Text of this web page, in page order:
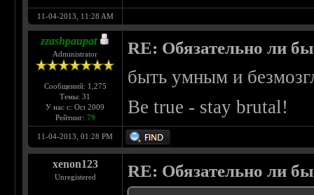
11-04-2013, 11:28 AM
zzashpaupat
Administrator
Сообщений: 1,275
Темы: 31
У нас с: Oct 2009
Рейтинг: 79
RE: Обязательно ли
быть умным и
Be true - stay brutal!
11-04-2013, 01:28 PM
xenon123
Unregistered RE: Обязательно ли